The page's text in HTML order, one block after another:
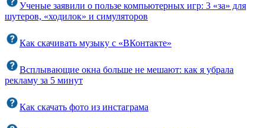
Ученые заявили о пользе компьютерных игр: 3 «за» для
шутеров, «ходилок» и симуляторов
Как скачивать музыку с «ВКонтакте»
Всплывающие окна больше не мешают: как я убрала
рекламу за 5 минут
Как скачать фото из инстаграма